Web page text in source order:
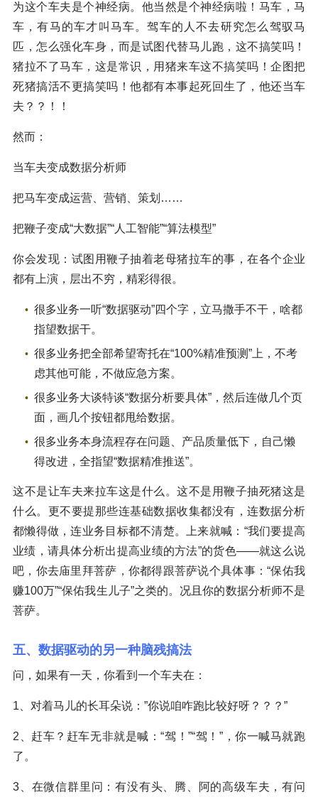
为这个车夫是个神经病。他当然是个神经病啦！马车，马
车，有马的车才叫马车。驾车的人不去研究怎么驾驭马
匹，怎么强化车身，而是试图代替马儿跑，这不搞笑吗！
猪拉不了马车，这是常识，用猪来车这不搞笑吗！企图把
死猪搞活不更搞笑吗！他都有本事起死回生了，他还当车
夫？？！！
然而：
当车夫变成数据分析师
把马车变成运营、营销、策划……
把鞭子变成“大数据”“人工智能”“算法模型”
你会发现：试图用鞭子抽着老母猪拉车的事，在各个企业
都有上演，层出不穷，精彩得很。
很多业务一听“数据驱动”四个字，立马撒手不干，啥都
指望数据干。
很多业务把全部希望寄托在“100%精准预测”上，不考
虑其他可能，不做应急方案。
很多业务大谈特谈“数据分析要具体”，然后连做几个页
面，画几个按钮都甩给数据。
很多业务本身流程存在问题、产品质量低下，自己懒
得改进，全指望“数据精准推送”。
这不是让车夫来拉车这是什么。这不是用鞭子抽死猪这是
什么。更不要提那些连基础数据收集都没有，连数据分析
都懒得做，连业务目标都不清楚。上来就喊：“我们要提高
业绩，请具体分析出提高业绩的方法”的货色——就这么说
吧，你去庙里拜菩萨，你都得跟菩萨说个具体事：“保佑我
赚100万”“保佑我生儿子”之类的。况且你的数据分析师不是
菩萨。
五、数据驱动的另一种脑残搞法
问，如果有一天，你看到一个车夫在：
1、对着马儿的长耳朵说：”你说咱咋跑比较好呀？？？”
2、赶车？赶车无非就是喊：“驾！”“驾！”，你一喊马就跑
了。
3、在微信群里问：有没有头、腾、阿的高级车夫，有问